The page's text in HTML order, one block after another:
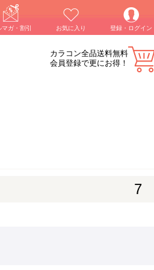
マガ・割引 お気に入り 登録・ログイン
カラコン全品送料無料
会員登録で更にお得！
7